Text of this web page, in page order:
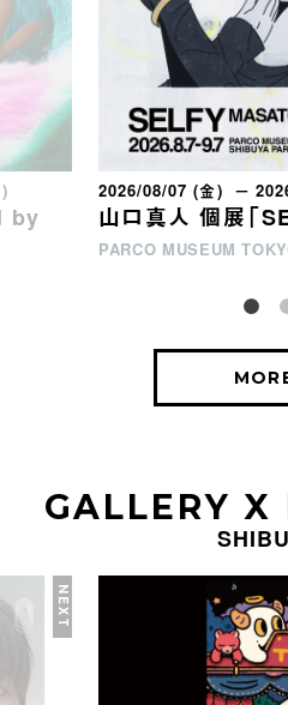
by
2026/08/07 (金) －
山口真人 個展「
PARCO MUSEUM
GALLERY X